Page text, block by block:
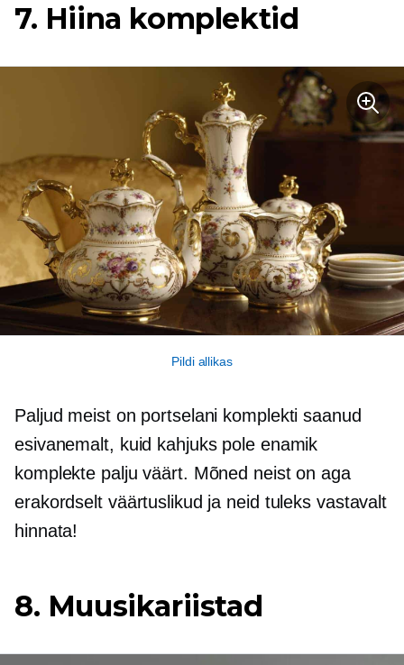
7. Hiina komplektid
Pildi allikas
Paljud meist on portselani komplekti saanud
esivanemalt, kuid kahjuks pole enamik
komplekte palju väärt. Mõned neist on aga
erakordselt väärtuslikud ja neid tuleks vastavalt
hinnata!
8. Muusikariistad